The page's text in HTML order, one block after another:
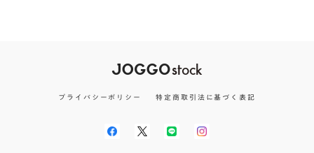
プライバシーポリシー 特定商取引法に基づく表記